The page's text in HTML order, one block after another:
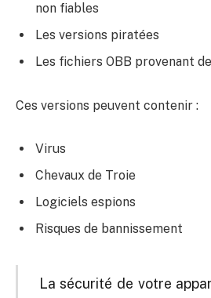
non fiables
Les versions piratées
Les fichiers OBB provenant
Ces versions peuvent contenir :
Virus
Chevaux de Troie
Logiciels espions
Risques de bannissement
La sécurité de votre